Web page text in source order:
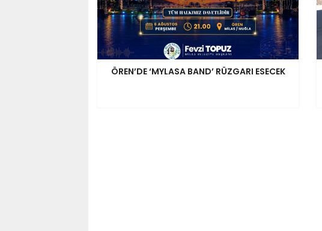
ÖREN’DE ‘MYLASA BAND’ RÜZGARI ESECEK